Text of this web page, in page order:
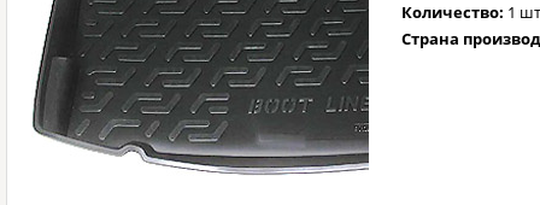
Количество: 1
Страна